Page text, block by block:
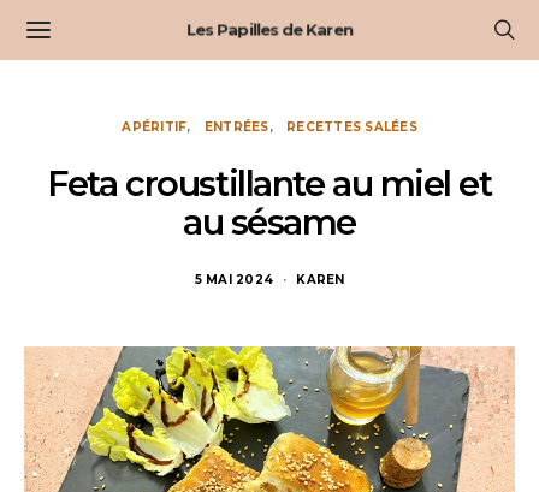
Les Papilles de Karen
APÉRITIF ENTRÉES RECETTES SALÉES
Feta croustillante au miel et
au sésame
5 MAI 2024 KAREN